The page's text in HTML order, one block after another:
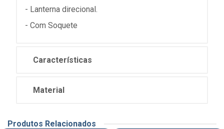
- Lanterna direcional.
- Com Soquete
Características
Material
Produtos Relacionados